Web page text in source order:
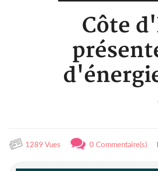
Côte
1289 Vues 0 Commentaire(s)